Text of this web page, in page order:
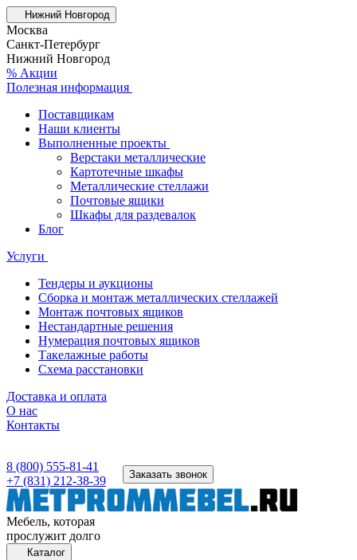
Нижний Новгород
Москва
Санкт-Петербург
Нижний Новгород
% Акции
Полезная информация
Поставщикам
Наши клиенты
Выполненные проекты
Верстаки металлические
Картотечные шкафы
Металлические стеллажи
Почтовые ящики
Шкафы для раздевалок
Блог
Услуги
Тендеры и аукционы
Сборка и монтаж металлических стеллажей
Монтаж почтовых ящиков
Нестандартные решения
Нумерация почтовых ящиков
Такелажные работы
Схема расстановки
Доставка и оплата
О нас
Контакты
8 (800) 555-81-41
+7 (831) 212-38-39
Заказать звонок
Мебель, которая
прослужит долго
Каталог